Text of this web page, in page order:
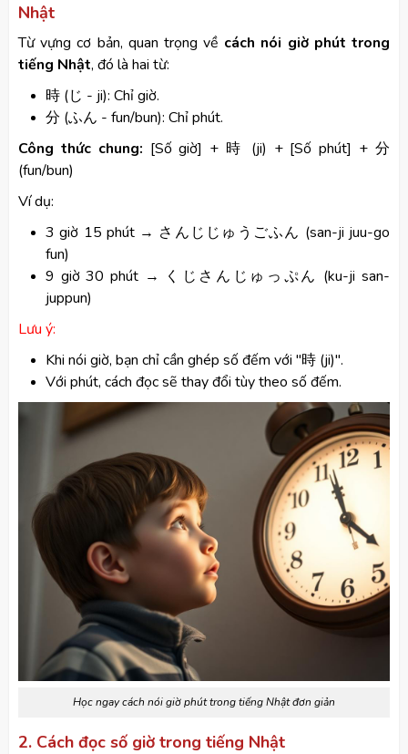
Nhật
Từ vựng cơ bản, quan trọng về cách nói giờ phút trong
tiếng Nhật, đó là hai từ:
時 (じ - ji): Chỉ giờ.
分 (ふん - fun/bun): Chỉ phút.
Công thức chung: [Số giờ] + 時 (ji) + [Số phút] + 分
(fun/bun)
Ví dụ:
3 giờ 15 phút → さんじじゅうごふん (san-ji juu-go
fun)
9 giờ 30 phút → くじさんじゅっぷん (ku-ji san-
juppun)
Lưu ý:
Khi nói giờ, bạn chỉ cần ghép số đếm với "時 (ji)".
Với phút, cách đọc sẽ thay đổi tùy theo số đếm.
Học ngay cách nói giờ phút trong tiếng Nhật đơn giản
2. Cách đọc số giờ trong tiếng Nhật